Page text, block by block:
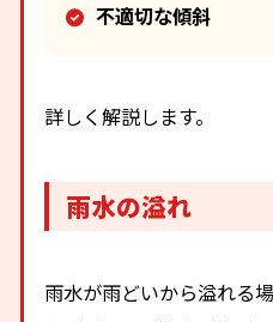
不適切な傾斜
詳しく解説します。
雨水の溢れ
雨水が雨どいから溢れる